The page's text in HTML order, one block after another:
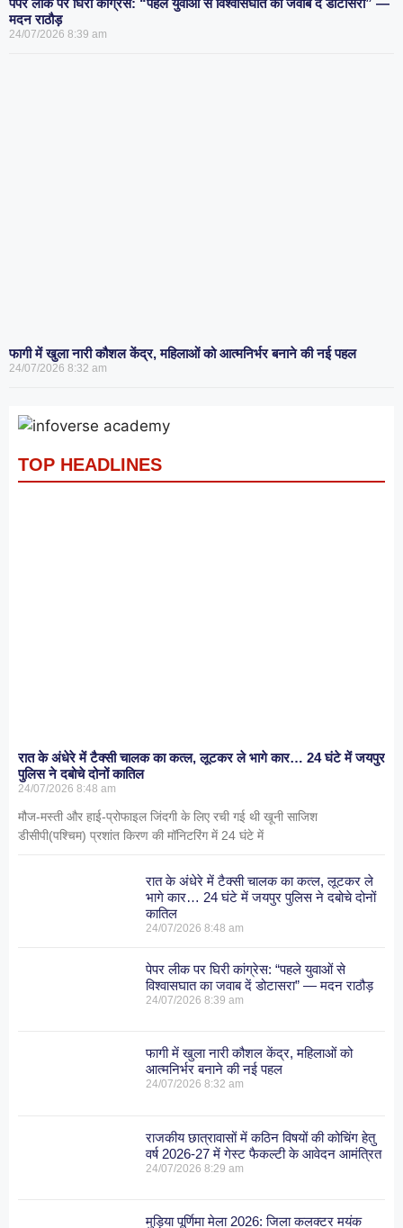
मदन राठौड़
24/07/2026 8:39 am
फागी में खुला नारी कौशल केंद्र, महिलाओं को आत्मनिर्भर बनाने की नई पहल
24/07/2026 8:32 am
TOP HEADLINES
रात के अंधेरे में टैक्सी चालक का कत्ल, लूटकर ले भागे कार… 24 घंटे में जयपुर
पुलिस ने दबोचे दोनों कातिल
24/07/2026 8:48 am
मौज-मस्ती और हाई-प्रोफाइल जिंदगी के लिए रची गई थी खूनी साजिश
डीसीपी(पश्चिम) प्रशांत किरण की मॉनिटरिंग में 24 घंटे में
रात के अंधेरे में टैक्सी चालक का कत्ल, लूटकर ले
भागे कार… 24 घंटे में जयपुर पुलिस ने दबोचे दोनों
कातिल
24/07/20268:48 am
पेपर लीक पर घिरी कांग्रेस: “पहले युवाओं से
विश्वासघात का जवाब दें डोटासरा” — मदन राठौड़
24/07/20268:39 am
फागी में खुला नारी कौशल केंद्र, महिलाओं को
आत्मनिर्भर बनाने की नई पहल
24/07/20268:32 am
राजकीय छात्रावासों में कठिन विषयों की कोचिंग हेतु
वर्ष 2026-27 में गेस्ट फैकल्टी के आवेदन आमंत्रित
24/07/20268:29 am
मुड़िया पूर्णिमा मेला 2026: जिला कलक्टर मयंक